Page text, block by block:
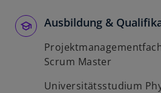
Ausbildung &
Scrum Master
Universitätsstudium